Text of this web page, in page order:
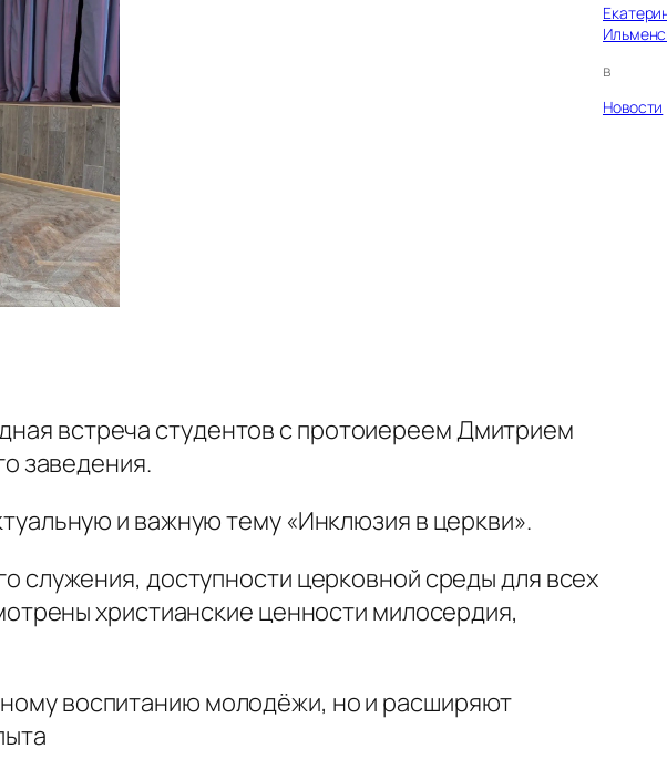
в
Новости
встреча студентов с протоиереем Дмитрием
заведения.
и важную тему «Инклюзия в церкви».
служения, доступности церковной среды для всех
христианские ценности милосердия,
воспитанию молодёжи, но и расширяют